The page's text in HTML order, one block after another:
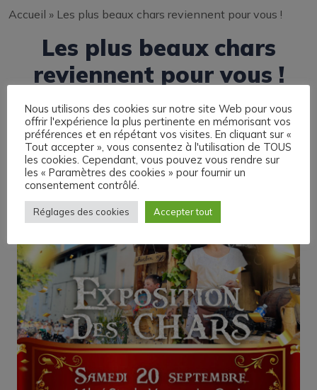
Accueil » Les plus beaux chars reviennent pour vous !
Les plus beaux chars
reviennent pour vous !
Nous utilisons des cookies sur notre site Web pour vous
offrir l'expérience la plus pertinente en mémorisant vos
préférences et en répétant vos visites. En cliquant sur «
Tout accepter », vous consentez à l'utilisation de TOUS
les cookies. Cependant, vous pouvez vous rendre sur
les « Paramètres des cookies » pour fournir un
consentement contrôlé.
Réglages des cookies Accepter tout